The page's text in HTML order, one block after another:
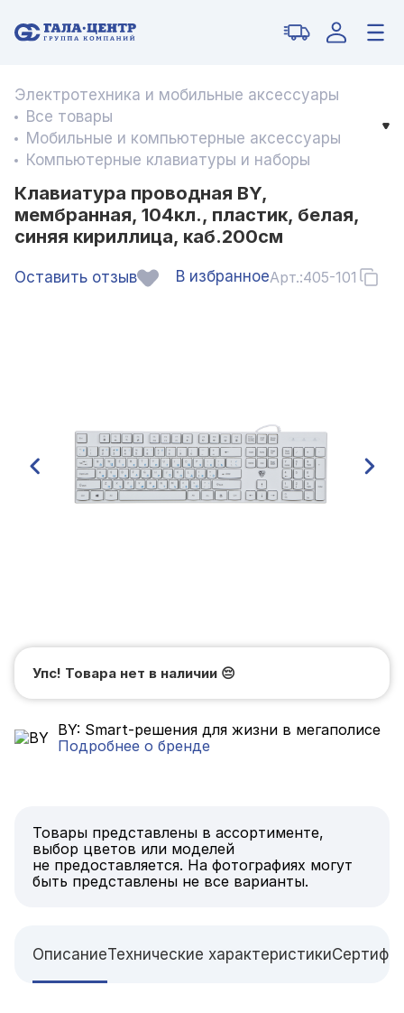
Электротехника и мобильные аксессуары
Все товары
Мобильные и компьютерные аксессуары
Компьютерные клавиатуры и наборы
Клавиатура проводная BY,
мембранная, 104кл., пластик, белая,
синяя кириллица, каб.200см
Оставить отзыв В избранноеАрт.:405-101
Упс! Товара нет в наличии 😔
BY: Smart-решения для жизни в мегаполисе
Подробнее о бренде
Товары представлены в ассортименте,
выбор цветов или моделей
не предоставляется. На фотографиях могут
быть представлены не все варианты.
ОписаниеТехнические характеристики